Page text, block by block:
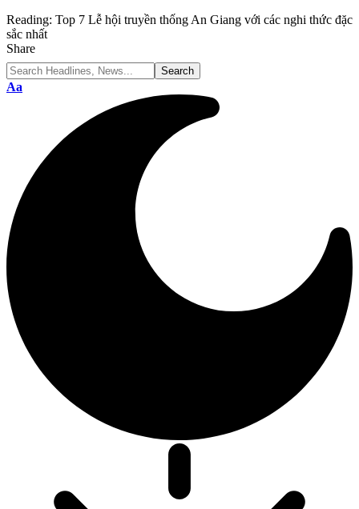
Reading: Top 7 Lễ hội truyền thống An Giang với các nghi thức đặc
sắc nhất
Share
Font
Aa